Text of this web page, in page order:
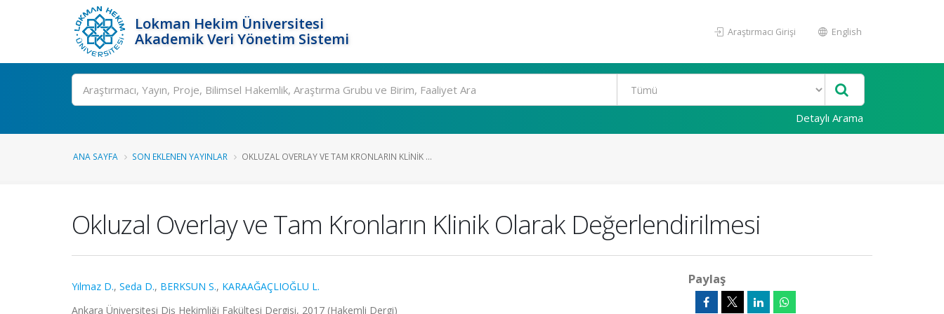
Lokman Hekim Üniversitesi
Akademik Veri Yönetim Sistemi
Araştırmacı Girişi English
Ara
Detaylı Arama
ANA SAYFA SON EKLENEN YAYINLAR OKLUZAL OVERLAY VE TAM KRONLARIN KLINIK ...
Okluzal Overlay ve Tam Kronların Klinik Olarak Değerlendirilmesi
Yılmaz D., Seda D., BERKSUN S., KARAAĞAÇLIOĞLU L.
Ankara Üniversitesi Diş Hekimliği Fakültesi Dergisi, 2017 (Hakemli Dergi)
Paylaş